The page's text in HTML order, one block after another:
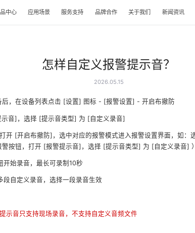
中心 应用场景 服务支持 品牌合作 关于我们 新闻资讯
怎样自定义报警提示音？
2026.05.15
后，在设备列表点击 [设置] 图标 - [报警设置] - 开启布撤防
音]，选择 [提示音类型] 为 [自定义录音]
开 [开启布撤防]，选中对应的报警模式进入报警设置界面，如：
按钮，打开 [报警提示音]，选择 [提示音类型] 为 [自定义录音] ）
开始录音，最长可录制10秒
段自定义录音，选择一段录音生效
示音只支持现场录音，不支持自定义音频文件